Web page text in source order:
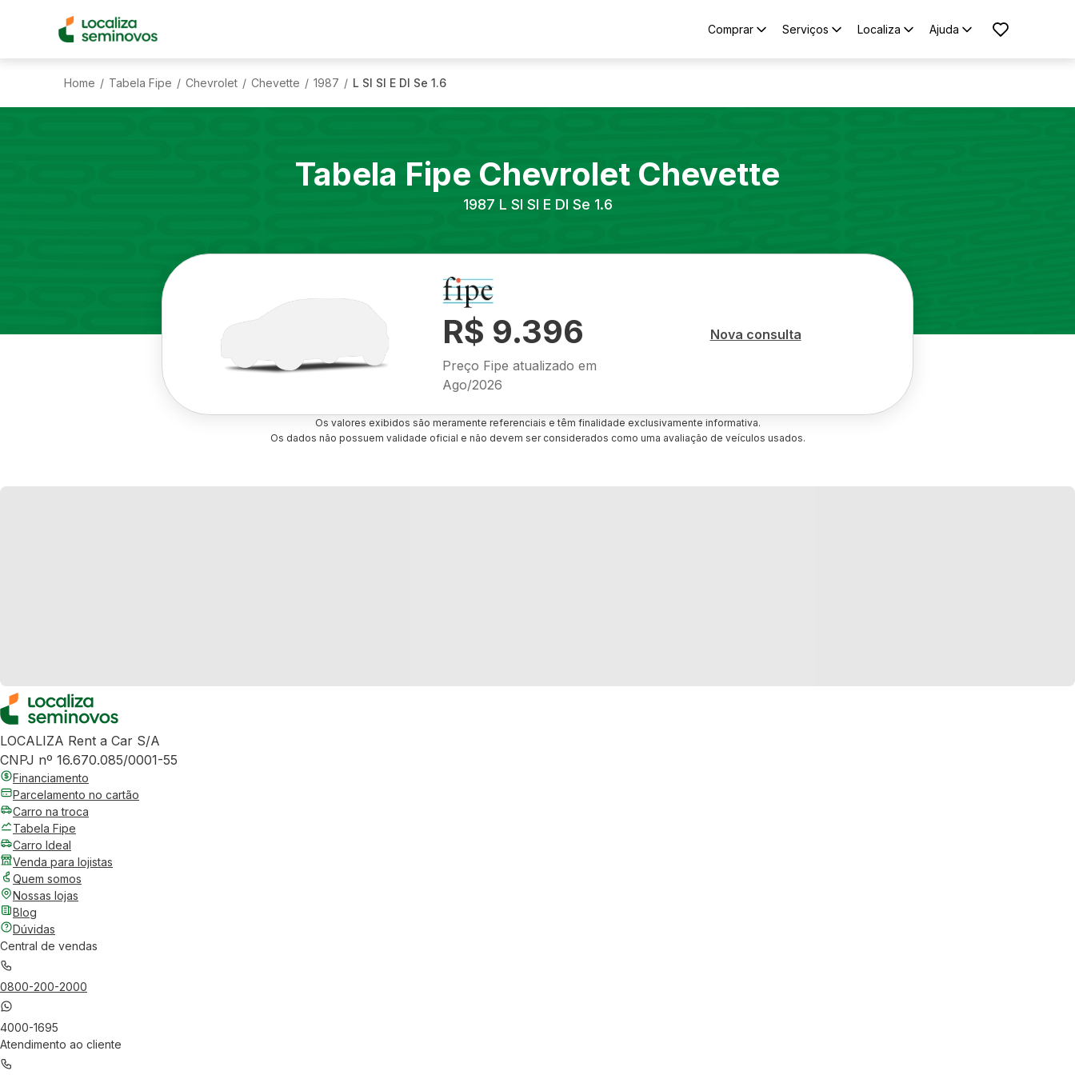
Comprar Serviços Localiza Ajuda
Home / Tabela Fipe / Chevrolet / Chevette / 1987 / L Sl Sl E Dl Se 1.6
Tabela Fipe Chevrolet Chevette
1987 L Sl Sl E Dl Se 1.6
R$ 9.396
Preço Fipe atualizado em
Ago/2026
Nova consulta
Os valores exibidos são meramente referenciais e têm finalidade exclusivamente informativa.
Os dados não possuem validade oficial e não devem ser considerados como uma avaliação de veículos usados.
LOCALIZA Rent a Car S/A
CNPJ nº 16.670.085/0001-55
Financiamento
Parcelamento no cartão
Carro na troca
Tabela Fipe
Carro Ideal
Venda para lojistas
Quem somos
Nossas lojas
Blog
Dúvidas
Central de vendas
0800-200-2000
4000-1695
Atendimento ao cliente